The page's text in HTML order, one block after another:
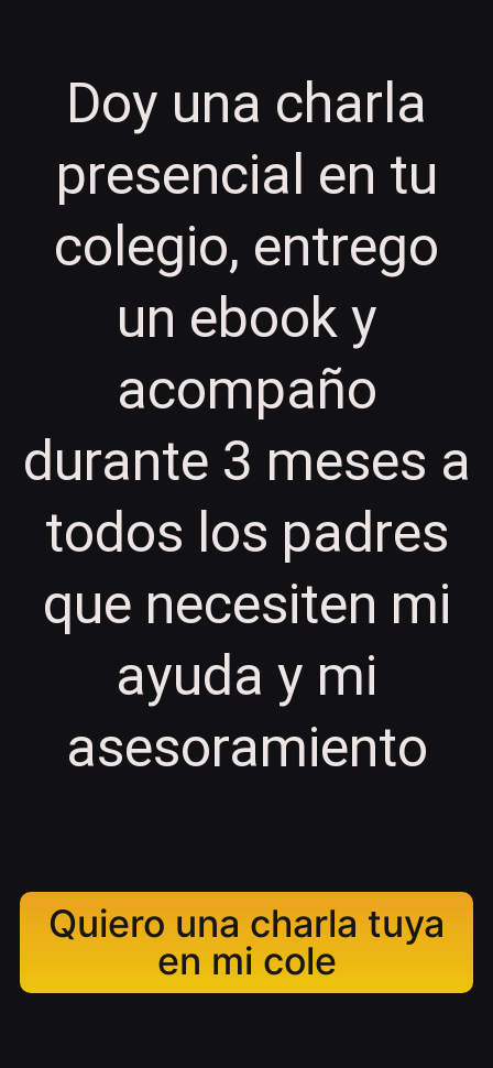
Doy una charla
presencial en tu
colegio, entrego
un ebook y
acompaño
durante 3 meses a
todos los padres
que necesiten mi
ayuda y mi
asesoramiento
Quiero una charla tuya
en mi cole